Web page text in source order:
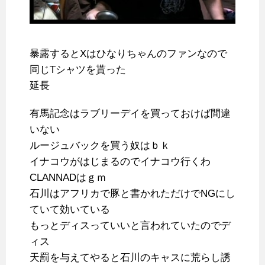
暴露するとXはひなりちゃんのファンなので
同じTシャツを貰った
延長
有馬記念はラブリーデイを買っておけば間違
いない
ルージュバックを買う奴はｂｋ
イナコウがはじまるのでイナコウ行くわ
CLANNADはｇｍ
石川はアフリカで豚と書かれただけでNGにし
ていて効いている
もっとディスっていいと言われていたのでデ
ィス
天罰を与えてやると石川のキャスに荒らし誘